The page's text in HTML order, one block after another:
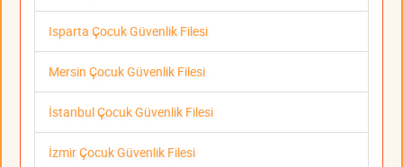
Isparta Çocuk Güvenlik Filesi
Mersin Çocuk Güvenlik Filesi
İstanbul Çocuk Güvenlik Filesi
İzmir Çocuk Güvenlik Filesi